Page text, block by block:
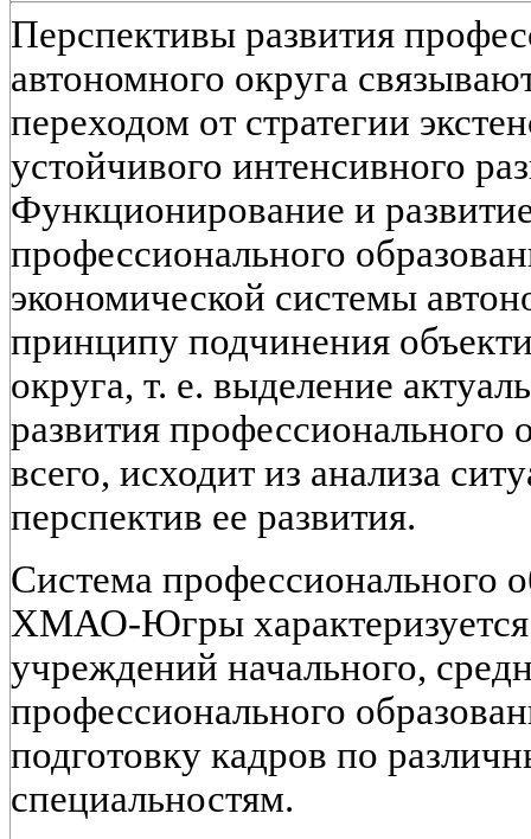
Перспективы развития
автономного округа
переходом от стратегии
устойчивого интенсивного
Функционирование и
профессионального
экономической системы
принципу подчинения
округа, т. е. выделение
развития профессионального
всего, исходит из анализа
перспектив ее развития.
Система профессионального
ХМАО-Югры
учреждений начального,
профессионального
подготовку кадров по
специальностям.